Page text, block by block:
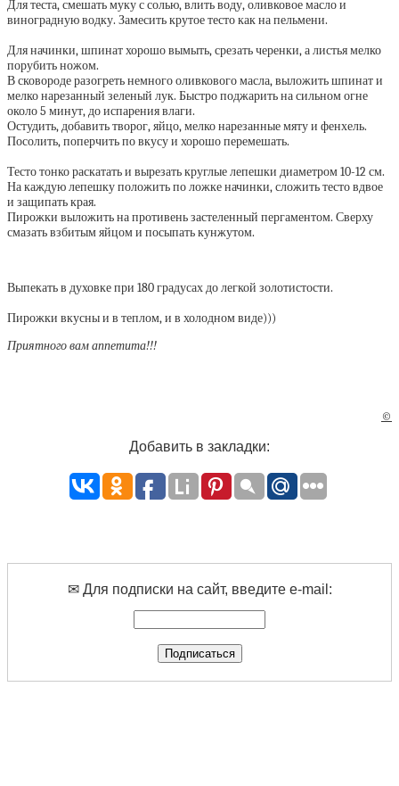
Для теста, смешать муку с солью, влить воду, оливковое масло и
виноградную водку. Замесить крутое тесто как на пельмени.
Для начинки, шпинат хорошо вымыть, срезать черенки, а листья мелко
порубить ножом.
В сковороде разогреть немного оливкового масла, выложить шпинат и
мелко нарезанный зеленый лук. Быстро поджарить на сильном огне
около 5 минут, до испарения влаги.
Остудить, добавить творог, яйцо, мелко нарезанные мяту и фенхель.
Посолить, поперчить по вкусу и хорошо перемешать.
Тесто тонко раскатать и вырезать круглые лепешки диаметром 10-12 см.
На каждую лепешку положить по ложке начинки, сложить тесто вдвое
и защипать края.
Пирожки выложить на противень застеленный пергаментом. Сверху
смазать взбитым яйцом и посыпать кунжутом.
Выпекать в духовке при 180 градусах до легкой золотистости.
Пирожки вкусны и в теплом, и в холодном виде)))
Приятного вам аппетита!!!
©
Добавить в закладки:
✉ Для подписки на сайт, введите e-mail: